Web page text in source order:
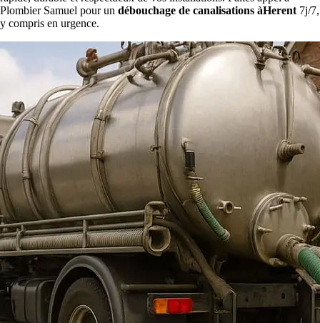
Plombier Samuel pour un débouchage de canalisations àHerent 7j/7,
y compris en urgence.